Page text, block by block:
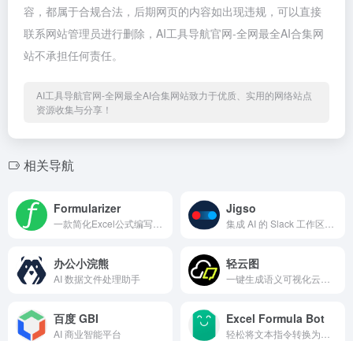
容，都属于合规合法，后期网页的内容如出现违规，可以直接
联系网站管理员进行删除，AI工具导航官网-全网最全AI合集网
站不承担任何责任。
AI工具导航官网-全网最全AI合集网站致力于优质、实用的网络站点
资源收集与分享！
相关导航
Formularizer Jigso
办公小浣熊
AI 数据文件处理助手
轻云图
百度 GBI
AI 商业智能平台
Excel Formula Bot